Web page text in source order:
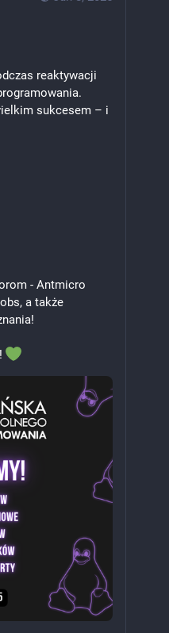
reaktywacji
sukcesem – i
- Antmicro
a także